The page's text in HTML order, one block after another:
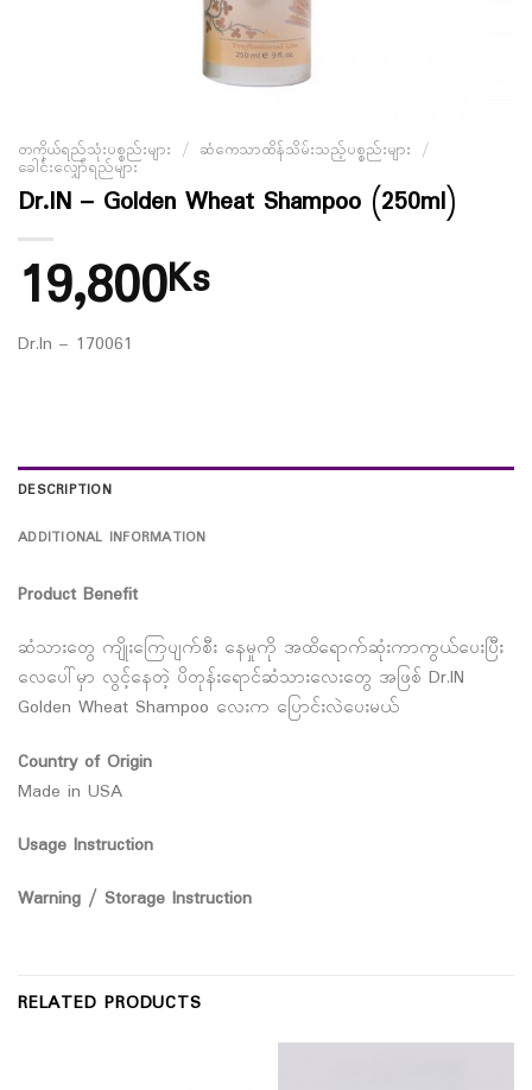
တကိုယ်ရည်သုံးပစ္စည်းများ / ဆံကေသာထိန်သိမ်းသည့်ပစ္စည်းများ /
ခေါင်းလျှော်ရည်များ
Dr.IN – Golden Wheat Shampoo (250ml)
19,800Ks
Dr.In – 170061
DESCRIPTION
ADDITIONAL INFORMATION
Product Benefit
ဆံသားတွေ ကျိုးကြေပျက်စီး နေမှုကို အထိရောက်ဆုံးကာကွယ်ပေးပြီး
လေပေါ်မှာ လွင့်နေတဲ့ ပိတုန်းရောင်ဆံသားလေးတွေ အဖြစ် Dr.IN
Golden Wheat Shampoo လေးက ပြောင်းလဲပေးမယ်
Country of Origin
Made in USA
Usage Instruction
Warning / Storage Instruction
RELATED PRODUCTS